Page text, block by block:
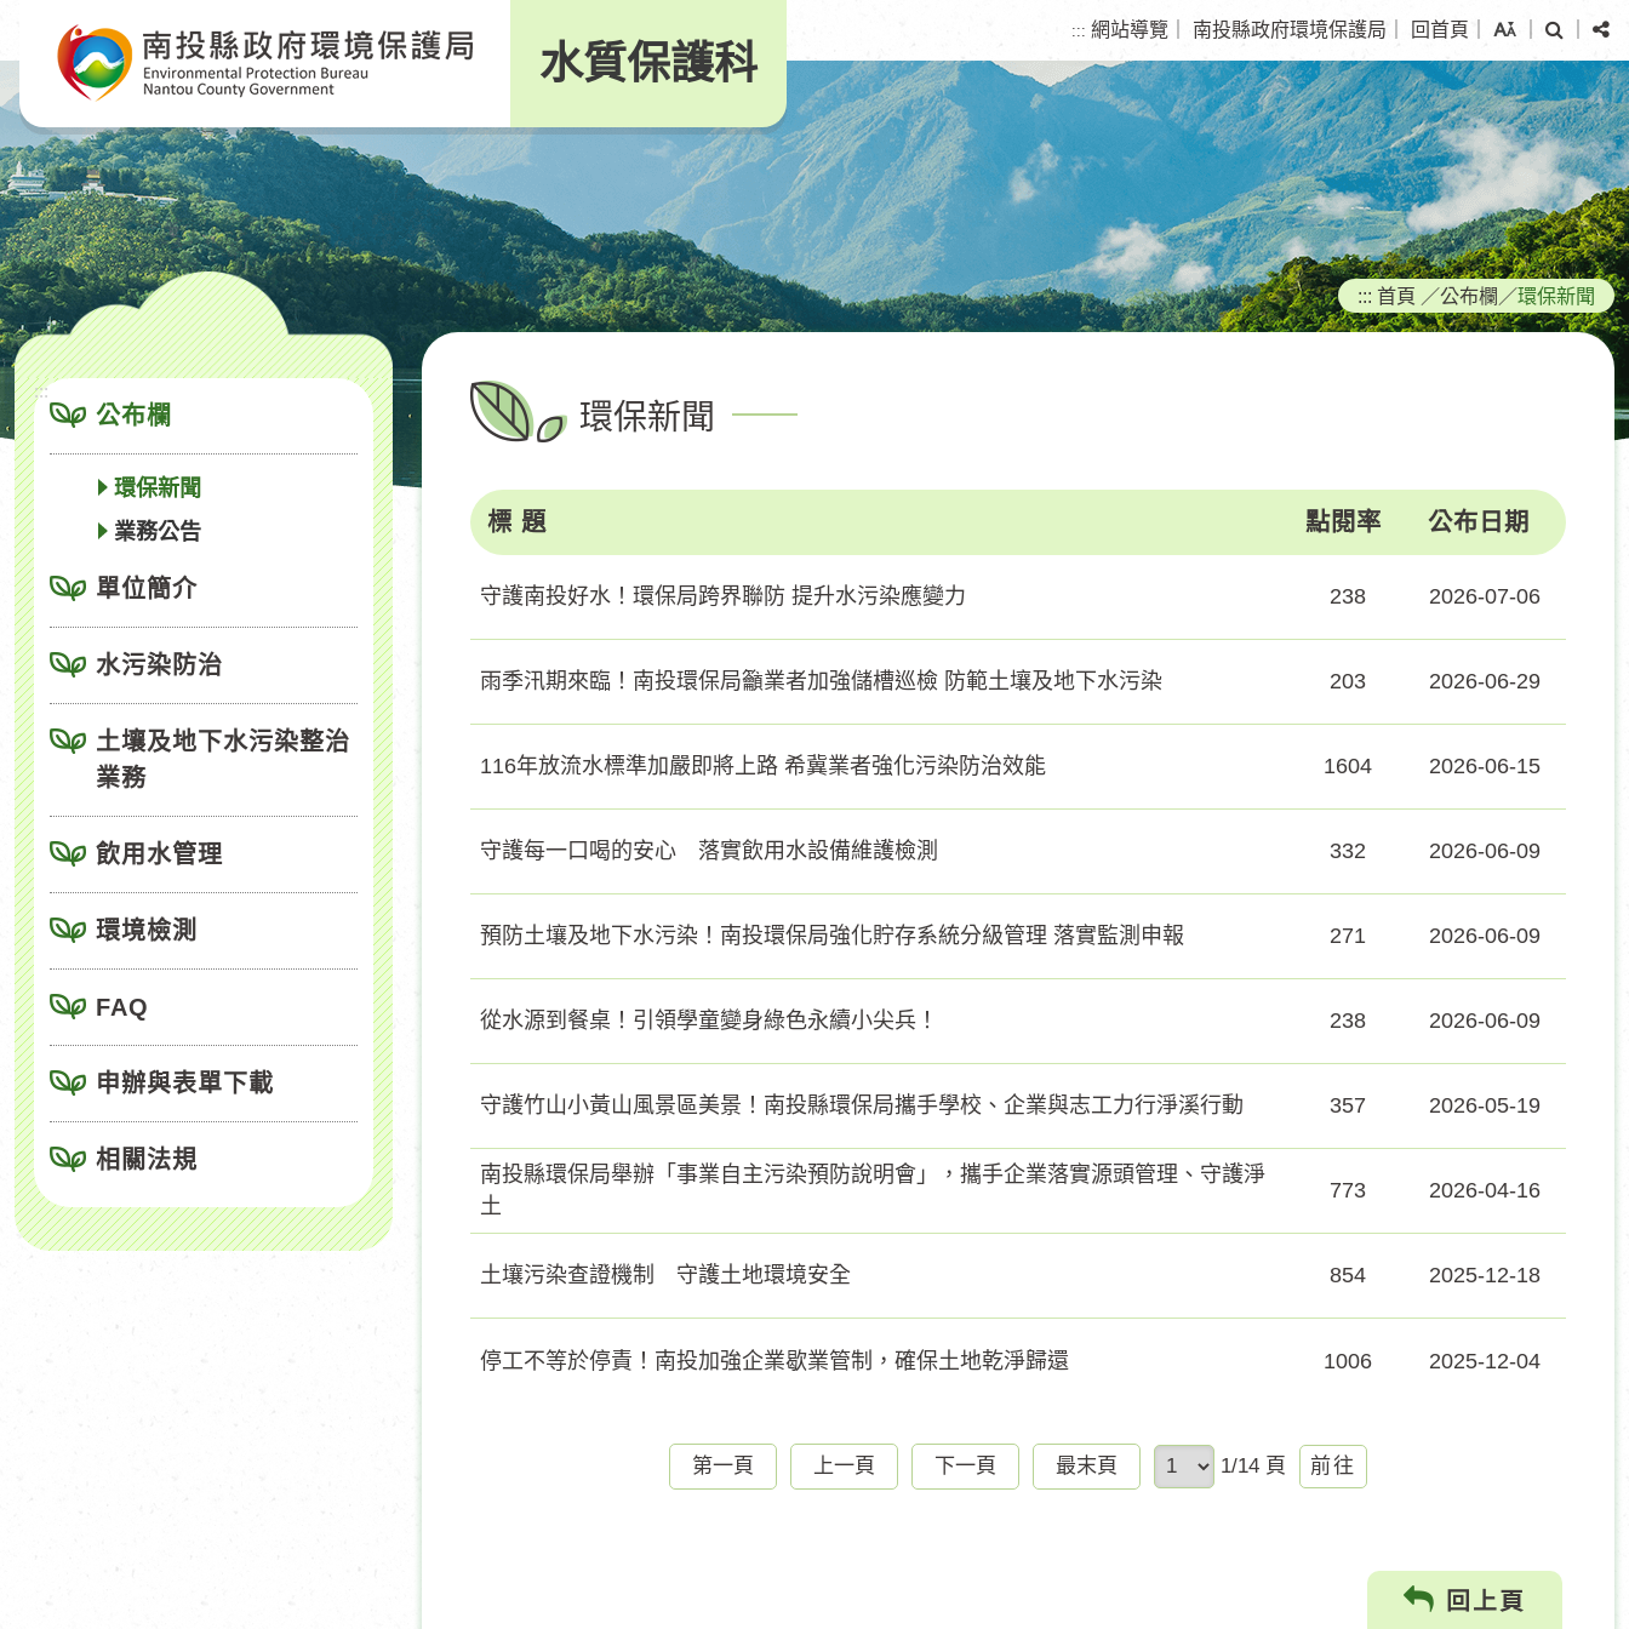
要
內
容
區
塊
水質保護科
::: 網站導覽 南投縣政府環境保護局 回首頁
尋
分
享
:::
公布欄
環保新聞
業務公告
單位簡介
水污染防治
土壤及地下水污染整治
業務
飲用水管理
環境檢測
FAQ
申辦與表單下載
相關法規
::: 首頁 ／公布欄 ／環保新聞
環保新聞
標 題 點閱率 公布日期
守護南投好水！環保局跨界聯防 提升水污染應變力 238 2026-07-06
雨季汛期來臨！南投環保局籲業者加強儲槽巡檢 防範土壤及地下水污染 203 2026-06-29
116年放流水標準加嚴即將上路 希冀業者強化污染防治效能 1604 2026-06-15
守護每一口喝的安心 落實飲用水設備維護檢測 332 2026-06-09
預防土壤及地下水污染！南投環保局強化貯存系統分級管理 落實監測申報 271 2026-06-09
從水源到餐桌！引領學童變身綠色永續小尖兵！ 238 2026-06-09
守護竹山小黃山風景區美景！南投縣環保局攜手學校、企業與志工力行淨溪行動 357 2026-05-19
南投縣環保局舉辦「事業自主污染預防說明會」，攜手企業落實源頭管理、守護淨
土
773 2026-04-16
土壤污染查證機制 守護土地環境安全 854 2025-12-18
停工不等於停責！南投加強企業歇業管制，確保土地乾淨歸還 1006 2025-12-04
第一頁 上一頁 下一頁 最末頁 1/14 頁
前
往
回上頁